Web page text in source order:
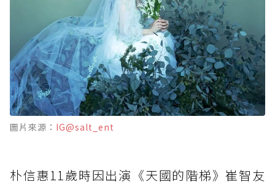
圖片來源： IG@salt_ent
朴信惠11歲時因出演《天國的階梯》崔智友